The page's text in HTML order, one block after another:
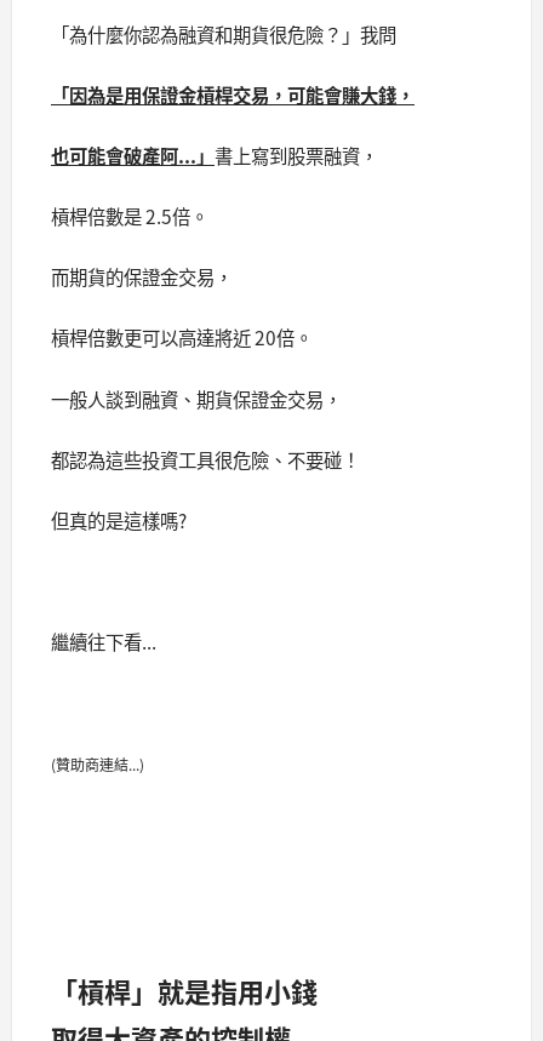
「為什麼你認為融資和期貨很危險？」我問
「因為是用保證金槓桿交易，可能會賺大錢，
也可能會破產阿...」 書上寫到股票融資，
槓桿倍數是 2.5倍。
而期貨的保證金交易，
槓桿倍數更可以高達將近 20倍。
一般人談到融資、期貨保證金交易，
都認為這些投資工具很危險、不要碰！
但真的是這樣嗎?
繼續往下看...
(贊助商連結...)
「槓桿」就是指用小錢